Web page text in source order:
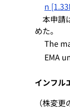
n
本申請
めた。
The
EMA
インフル
（株変